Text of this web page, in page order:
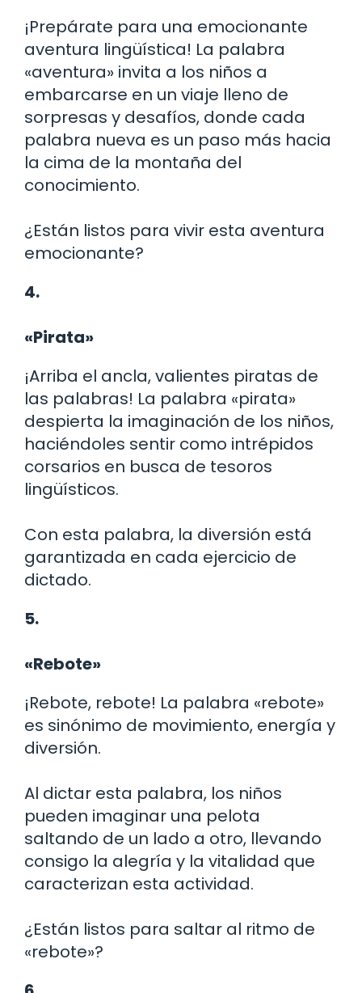
¡Prepárate para una emocionante
aventura lingüística! La palabra
«aventura» invita a los niños a
embarcarse en un viaje lleno de
sorpresas y desafíos, donde cada
palabra nueva es un paso más hacia
la cima de la montaña del
conocimiento.
¿Están listos para vivir esta aventura
emocionante?
4.
«Pirata»
¡Arriba el ancla, valientes piratas de
las palabras! La palabra «pirata»
despierta la imaginación de los niños,
haciéndoles sentir como intrépidos
corsarios en busca de tesoros
lingüísticos.
Con esta palabra, la diversión está
garantizada en cada ejercicio de
dictado.
5.
«Rebote»
¡Rebote, rebote! La palabra «rebote»
es sinónimo de movimiento, energía y
diversión.
Al dictar esta palabra, los niños
pueden imaginar una pelota
saltando de un lado a otro, llevando
consigo la alegría y la vitalidad que
caracterizan esta actividad.
¿Están listos para saltar al ritmo de
«rebote»?